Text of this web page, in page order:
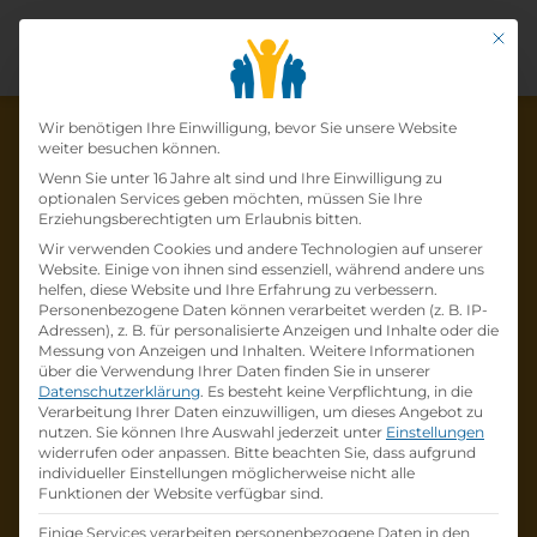
Die Lehrstelle wurde schon
besetzt!
Die LehrstelleLehre
Einzelhandelskauffrau*mann (w/m/d) 7540
GüssingbeiÖsterreichische Postist schon
besetzt.
Firmenprofil besuchen
Andere Lehrstelle suchen
Mit
Datenschutz-
Wir benötigen Ihre Einwilligung, bevor Sie unsere Website
weiter besuchen können.
Wenn Sie unter 16 Jahre alt sind und Ihre Einwilligung zu
optionalen Services geben möchten, müssen Sie Ihre
Erziehungsberechtigten um Erlaubnis bitten.
Wir verwenden Cookies und andere Technologien auf unserer
Website. Einige von ihnen sind essenziell, während andere uns
helfen, diese Website und Ihre Erfahrung zu verbessern.
Personenbezogene Daten können verarbeitet werden (z. B. IP-
Adressen), z. B. für personalisierte Anzeigen und Inhalte oder die
Messung von Anzeigen und Inhalten. Weitere Informationen
über die Verwendung Ihrer Daten finden Sie in unserer
Datenschutzerklärung. Es besteht keine Verpflichtung, in die
Verarbeitung Ihrer Daten einzuwilligen, um dieses Angebot zu
nutzen. Sie können Ihre Auswahl jederzeit unter Einstellungen
widerrufen oder anpassen. Bitte beachten Sie, dass aufgrund
individueller Einstellungen möglicherweise nicht alle
Funktionen der Website verfügbar sind.
Einige Services verarbeiten personenbezogene Daten in den